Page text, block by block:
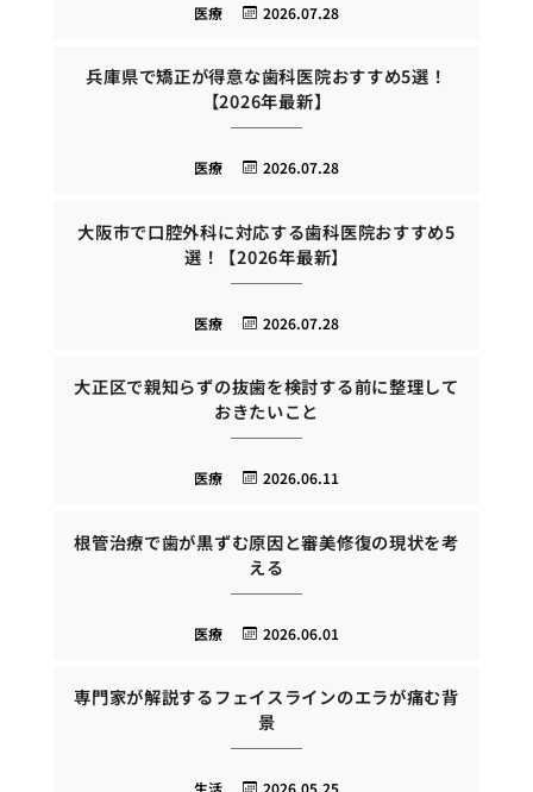
2026.07.28
医療
兵庫県で矯正が得意な歯科医院おすすめ5選！
【2026年最新】
2026.07.28
医療
大阪市で口腔外科に対応する歯科医院おすすめ5
選！【2026年最新】
2026.07.28
医療
大正区で親知らずの抜歯を検討する前に整理して
おきたいこと
2026.06.11
医療
根管治療で歯が黒ずむ原因と審美修復の現状を考
える
2026.06.01
医療
専門家が解説するフェイスラインのエラが痛む背
景